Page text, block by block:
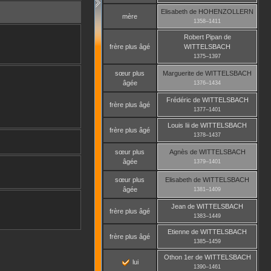
mère
Elisabeth de HOHENZOLLERN
1358–1411
frère plus âgé
Robert Pipande
WITTELSBACH
1375–1397
sœur plus
âgée
Marguerite de WITTELSBACH
1376–1434
frère plus âgé
Frédéric de WITTELSBACH
1377–1401
frère plus âgé
Louis Iii de WITTELSBACH
1378–1437
sœur plus
âgée
Agnès de WITTELSBACH
1379–1401
sœur plus
âgée
Elisabeth de WITTELSBACH
1381–1409
frère plus âgé
Jean de WITTELSBACH
1383–1449
frère plus âgé
Etienne de WITTELSBACH
1385–1459
lui
Othon 1erde WITTELSBACH
1390–1461